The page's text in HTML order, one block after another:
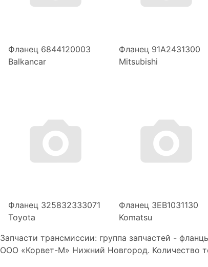
Фланец 6844120003
Balkancar
Фланец 91A2431300
Mitsubishi
Фланец 325832333071
Toyota
Фланец 3EB1031130
Komatsu
Запчасти трансмиссии: группа запчастей -
ООО «Корвет-М» Нижний Новгород. Количество